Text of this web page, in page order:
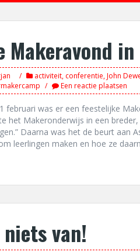
Makeravond
activiteit, conferentie,John
Een reactie plaatsen
februari was er een feestelijke
het Makeronderwijs in een
Daarna was het de beurt aan
leerlingen maken en hoe ze
van!